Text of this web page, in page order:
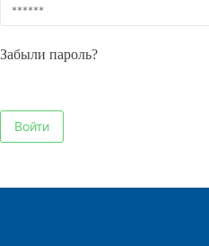
Забыли пароль?